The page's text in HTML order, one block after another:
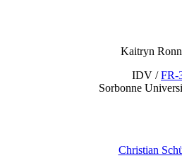
Kaitryn
IDV /FR-
Sorbonne
Christian